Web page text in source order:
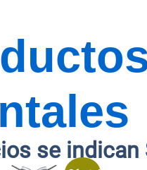
se indican